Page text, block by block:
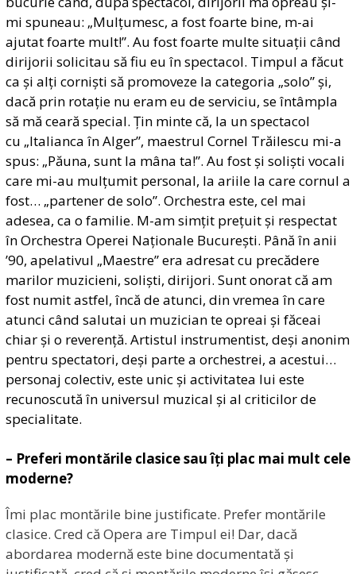
mi spuneau: „Mulțumesc, a fost foarte bine, m-ai
ajutat foarte mult!”. Au fost foarte multe situații când
dirijorii solicitau să fiu eu în spectacol. Timpul a făcut
ca și alți corniști să promoveze la categoria „solo” și,
dacă prin rotație nu eram eu de serviciu, se întâmpla
să mă ceară special. Țin minte că, la un spectacol
cu „Italianca în Alger”, maestrul Cornel Trăilescu mi-a
spus: „Păuna, sunt la mâna ta!”. Au fost și soliști vocali
care mi-au mulțumit personal, la ariile la care cornul a
fost… „partener de solo”. Orchestra este, cel mai
adesea, ca o familie. M-am simțit prețuit și respectat
în Orchestra Operei Naționale București. Până în anii
’90, apelativul „Maestre” era adresat cu precădere
marilor muzicieni, soliști, dirijori. Sunt onorat că am
fost numit astfel, încă de atunci, din vremea în care
atunci când salutai un muzician te opreai și făceai
chiar și o reverență. Artistul instrumentist, deși anonim
pentru spectatori, deși parte a orchestrei, a acestui…
personaj colectiv, este unic și activitatea lui este
recunoscută în universul muzical și al criticilor de
specialitate.
– Preferi montările clasice sau îți plac mai mult cele
moderne?
Îmi plac montările bine justificate. Prefer montările
clasice. Cred că Opera are Timpul ei! Dar, dacă
abordarea modernă este bine documentată și